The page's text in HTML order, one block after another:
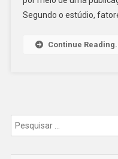
Segundo o estúdio,
Continue